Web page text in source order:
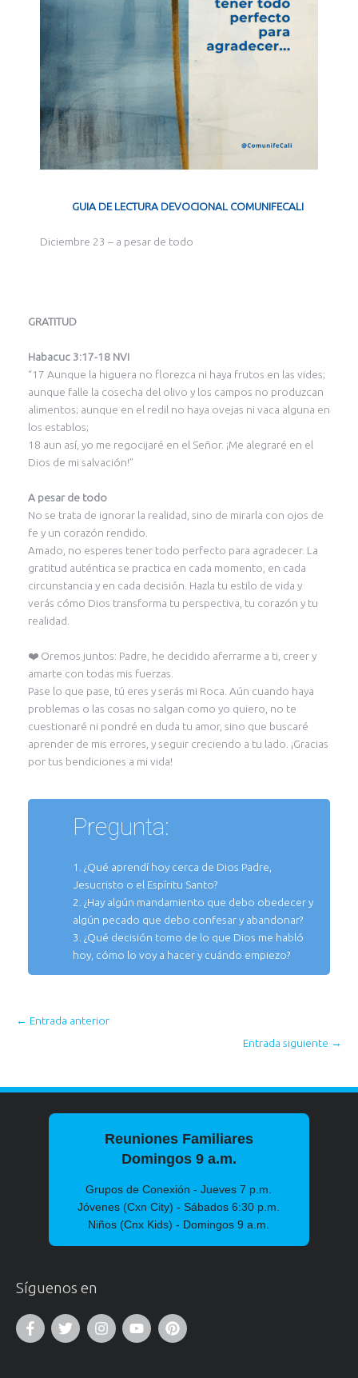
GUIA DE LECTURA DEVOCIONAL COMUNIFECALI
Diciembre 23 – a pesar de todo
GRATITUD
Habacuc 3:17-18 NVI
“17 Aunque la higuera no florezca ni haya frutos en las vides;
aunque falle la cosecha del olivo y los campos no produzcan
alimentos; aunque en el redil no haya ovejas ni vaca alguna en
los establos;
18 aun así, yo me regocijaré en el Señor. ¡Me alegraré en el
Dios de mi salvación!”
A pesar de todo
No se trata de ignorar la realidad, sino de mirarla con ojos de
fe y un corazón rendido.
Amado, no esperes tener todo perfecto para agradecer. La
gratitud auténtica se practica en cada momento, en cada
circunstancia y en cada decisión. Hazla tu estilo de vida y
verás cómo Dios transforma tu perspectiva, tu corazón y tu
realidad.
❤️ Oremos juntos: Padre, he decidido aferrarme a ti, creer y
amarte con todas mis fuerzas.
Pase lo que pase, tú eres y serás mi Roca. Aún cuando haya
problemas o las cosas no salgan como yo quiero, no te
cuestionaré ni pondré en duda tu amor, sino que buscaré
aprender de mis errores, y seguir creciendo a tu lado. ¡Gracias
por tus bendiciones a mi vida!
Pregunta:
1. ¿Qué aprendí hoy cerca de Dios Padre,
Jesucristo o el Espíritu Santo?
2. ¿Hay algún mandamiento que debo obedecer y
algún pecado que debo confesar y abandonar?
3. ¿Qué decisión tomo de lo que Dios me habló
hoy, cómo lo voy a hacer y cuándo empiezo?
← Entrada anterior
Entrada siguiente →
Reuniones Familiares
Domingos 9 a.m.
Grupos de Conexión - Jueves 7 p.m.
Jóvenes (Cxn City) - Sábados 6:30 p.m.
Niños (Cnx Kids) - Domingos 9 a.m.
Síguenos en